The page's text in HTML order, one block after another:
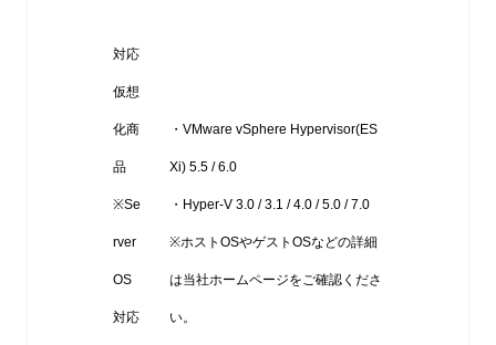
対応
仮想
化商
品
※Se
rver
OS
対応
・VMware vSphere Hypervisor(ES
Xi) 5.5 / 6.0
・Hyper-V 3.0 / 3.1 / 4.0 / 5.0 / 7.0
※ホストOSやゲストOSなどの詳細
は当社ホームページをご確認くださ
い。